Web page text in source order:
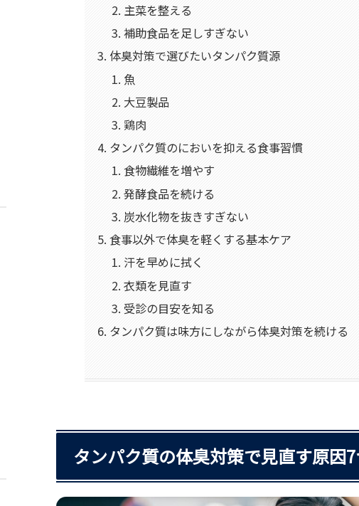
主菜を整える
補助食品を足しすぎない
体臭対策で選びたいタンパク質源
魚
大豆製品
鶏肉
タンパク質のにおいを抑える食事習慣
食物繊維を増やす
発酵食品を続ける
炭水化物を抜きすぎない
食事以外で体臭を軽くする基本ケア
汗を早めに拭く
衣類を見直す
受診の目安を知る
タンパク質は味方にしながら体臭対策を続ける
タンパク質の体臭対策で見直す原因